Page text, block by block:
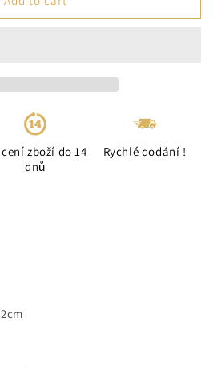
zboží do 14
dnů
Rychlé dodání !